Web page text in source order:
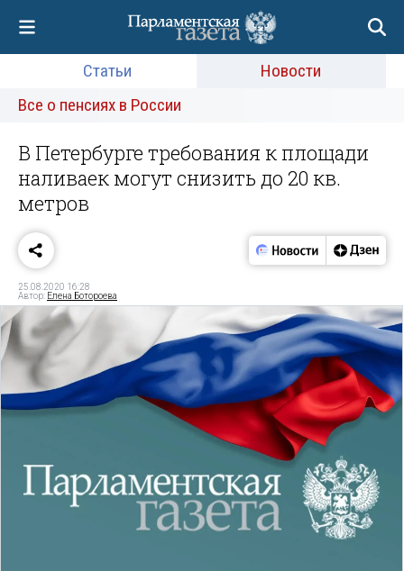
Статьи
Новости
Все о пенсиях в России
В Петербурге требования к площади
наливаек могут снизить до 20 кв.
метров
25.08.2020 16:28
Автор: Елена Ботороева